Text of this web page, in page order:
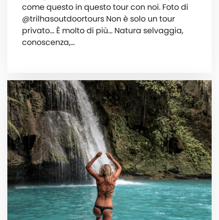
come questo in questo tour con noi. Foto di
@trilhasoutdoortours Non è solo un tour
privato... È molto di più... Natura selvaggia,
conoscenza,...